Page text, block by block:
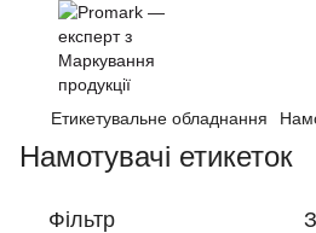
Етикетувальне обладнання
Намотувачі етикеток
Фільтр